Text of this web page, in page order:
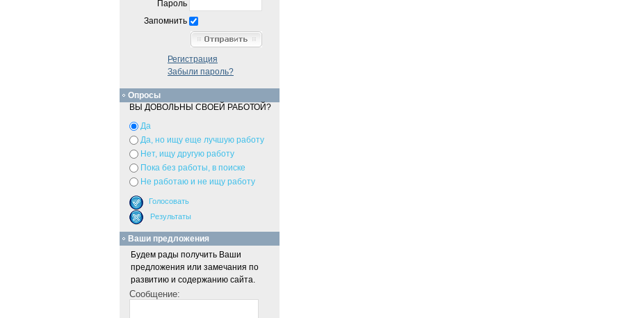
Пароль
Запомнить
Регистрация
Забыли пароль?
Опросы
ВЫ ДОВОЛЬНЫ СВОЕЙ РАБОТОЙ?
Да
Да, но ищу еще лучшую работу
Нет, ищу другую работу
Пока без работы, в поиске
Не работаю и не ищу работу
Ваши предложения
Будем рады получить Ваши
предложения или замечания по
развитию и содержанию сайта.
Сообщение: